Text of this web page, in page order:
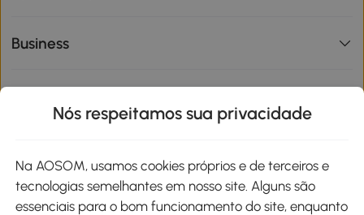
Business
Métodos de pagamento
Nós respeitamos sua privacidade
Na AOSOM, usamos cookies próprios e de terceiros e
tecnologias semelhantes em nosso site. Alguns são
essenciais para o bom funcionamento do site, enquanto